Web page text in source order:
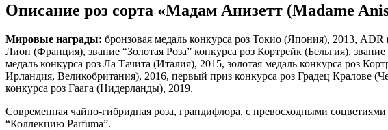
Описание роз сорта «Мадам Анизетт (Madame
Мировые награды: бронзовая медаль конкурса роз Токио (Япония), 2013, ADR
Лион (Франция), звание “Золотая Роза” конкурса роз Кортрейк (Бельгия),
медаль конкурса роз Ла Тачита (Италия), 2015, золотая медаль конкурса роз
Ирландия, Великобритания), 2016, первый приз конкурса роз Градец Кралове
конкурса роз Гаага (Нидерланды), 2019.
Современная чайно-гибридная роза, грандифлора, с превосходными
“Коллекцию Parfuma”.